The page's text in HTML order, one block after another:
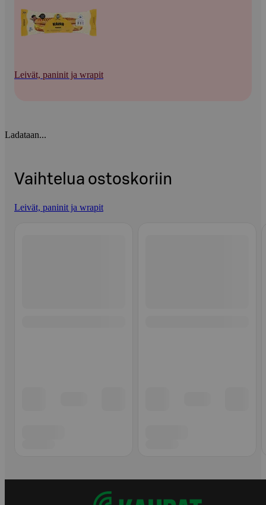
Leivät, paninit ja wrapit
Ladataan...
Vaihtelua ostoskoriin
Leivät, paninit ja wrapit